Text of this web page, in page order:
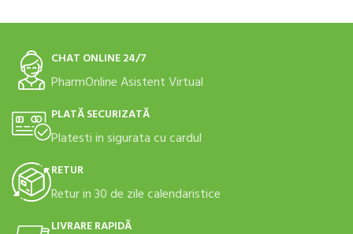
CHAT ONLINE 24/7
PharmOnline Asistent Virtual
PLATĂ SECURIZATĂ
Platesti in sigurata cu cardul
RETUR
Retur in 30 de zile calendaristice
LIVRARE RAPIDĂ